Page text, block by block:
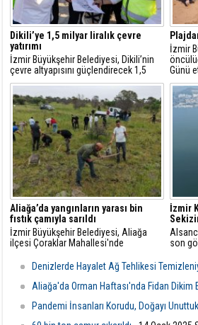
Dikili’ye 1,5 milyar liralık çevre
yatırımı
İzmir Büyükşehir Belediyesi, Dikili’nin
çevre altyapısını güçlendirecek 1,5
milyar liralık yatırımı hayata geçiriyor.
İzmir
Günü
dibi
atık
Aliağa’da yangınların yarası bin
fıstık çamıyla sarıldı
İzmir Büyükşehir Belediyesi, Aliağa
ilçesi Çoraklar Mahallesi'nde
gelen yangında zarar gören makilik
alanı yeniden ağaçlandırdı.
İzmir
son
Denizlerde Hayalet Ağ Tehlikesi
Aliağa'da Orman Haftası'nda Fidan Dikim
Pandemi İnsanları Korudu, Doğayı